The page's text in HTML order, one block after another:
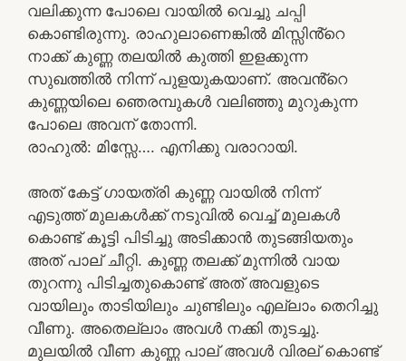
വലിക്കുന്ന പോലെ വായിൽ വെച്ചു ചപ്പി
കൊണ്ടിരുന്നു. രാഹുലാണെങ്കിൽ മിസ്സിൻ്റെ
നാക്ക് കുണ്ണ തലയിൽ കുത്തി ഇളക്കുന്ന
സുഖത്തിൽ നിന്ന് പുളയുകയാണ്. അവൻ്റെ
കുണ്ണയിലെ ഞെരമ്പുകൾ വലിഞ്ഞു മുറുകുന്ന
പോലെ അവന് തോന്നി.
രാഹുൽ: മിസ്സേ…. എനിക്കു വരാറായി.
അത് കേട്ട് ഗായത്രി കുണ്ണ വായിൽ നിന്ന്
എടുത്ത് മുലകൾക്ക് നടുവിൽ വെച്ച് മുലകൾ
കൊണ്ട് കൂട്ടി പിടിച്ചു അടിക്കാൻ തുടങ്ങിയതും
അത് പാല് ചീറ്റി. കുണ്ണ തലക്ക് മുന്നിൽ വായ
തുറന്നു പിടിച്ചതുകൊണ്ട് അത് അവളുടെ
വായിലും താടിയിലും ചുണ്ടിലും എല്ലാം തെറിച്ചു
വീണു. അതെല്ലാം അവൾ നക്കി തുടച്ചു.
മുലയിൽ വീണ കുണ്ണ പാല് അവൾ വിരല് കൊണ്ട്